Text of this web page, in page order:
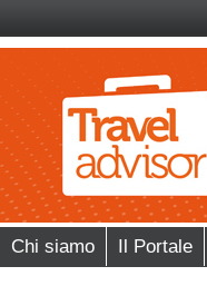
Chi siamo Il Portale